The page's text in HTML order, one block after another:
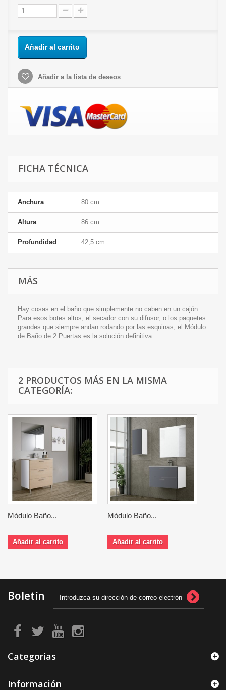
Añadir al carrito
Añadir a la lista de deseos
FICHA TÉCNICA
Anchura 80 cm
Altura 86 cm
Profundidad 42,5 cm
MÁS
Hay cosas en el baño que simplemente no caben en un cajón.
Para esos botes altos, el secador con su difusor, o los paquetes
grandes que siempre andan rodando por las esquinas, el Módulo
de Baño de 2 Puertas es la solución definitiva.
2 PRODUCTOS MÁS EN LA MISMA
CATEGORÍA:
Módulo Baño...
Añadir al carrito
Módulo Baño...
Añadir al carrito
Boletín
Categorías
Información